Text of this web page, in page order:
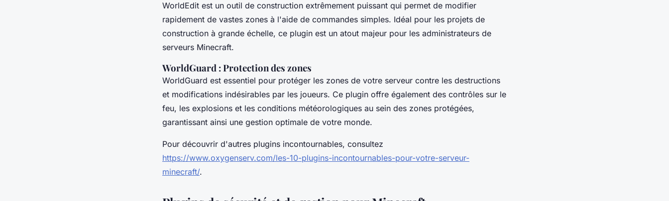
WorldEdit est un outil de construction extrêmement puissant qui permet de modifier
rapidement de vastes zones à l'aide de commandes simples. Idéal pour les projets de
construction à grande échelle, ce plugin est un atout majeur pour les administrateurs de
serveurs Minecraft.
WorldGuard : Protection des zones
WorldGuard est essentiel pour protéger les zones de votre serveur contre les destructions
et modifications indésirables par les joueurs. Ce plugin offre également des contrôles sur le
feu, les explosions et les conditions météorologiques au sein des zones protégées,
garantissant ainsi une gestion optimale de votre monde.
Pour découvrir d'autres plugins incontournables, consultez
https://www.oxygenserv.com/les-10-plugins-incontournables-pour-votre-serveur-
minecraft/.